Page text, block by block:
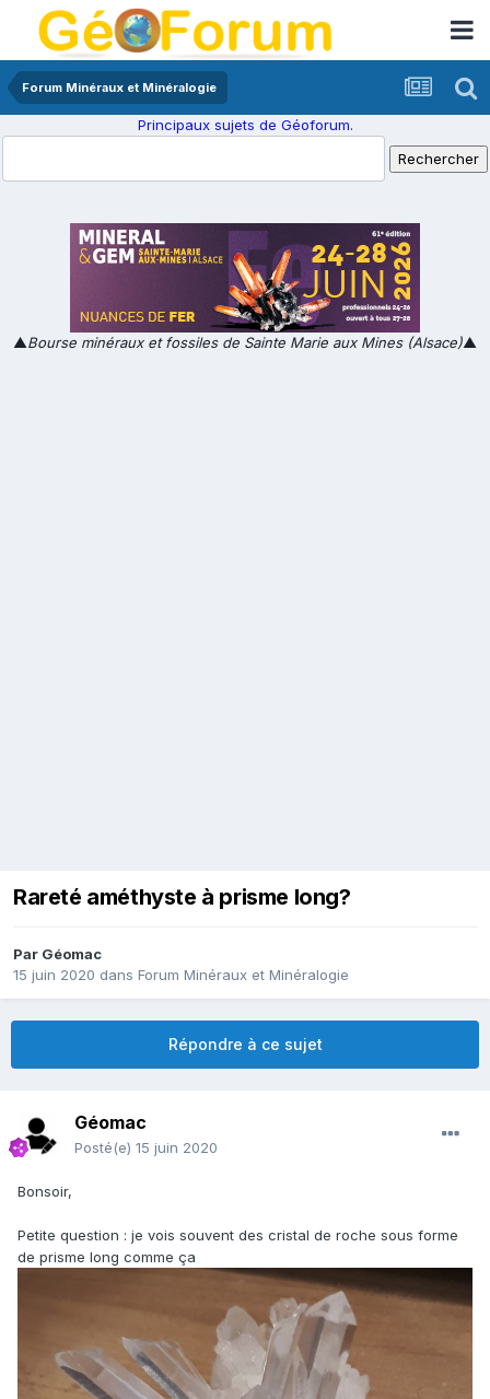
Forum Minéraux et Minéralogie
Principaux sujets de Géoforum.
▲Bourse minéraux et fossiles de Sainte Marie aux Mines (Alsace)▲
Rareté améthyste à prisme long?
Par Géomac
15 juin 2020 dans Forum Minéraux et Minéralogie
Répondre à ce sujet
Géomac
Posté(e) 15 juin 2020
Bonsoir,
Petite question : je vois souvent des cristal de roche sous forme
de prisme long comme ça